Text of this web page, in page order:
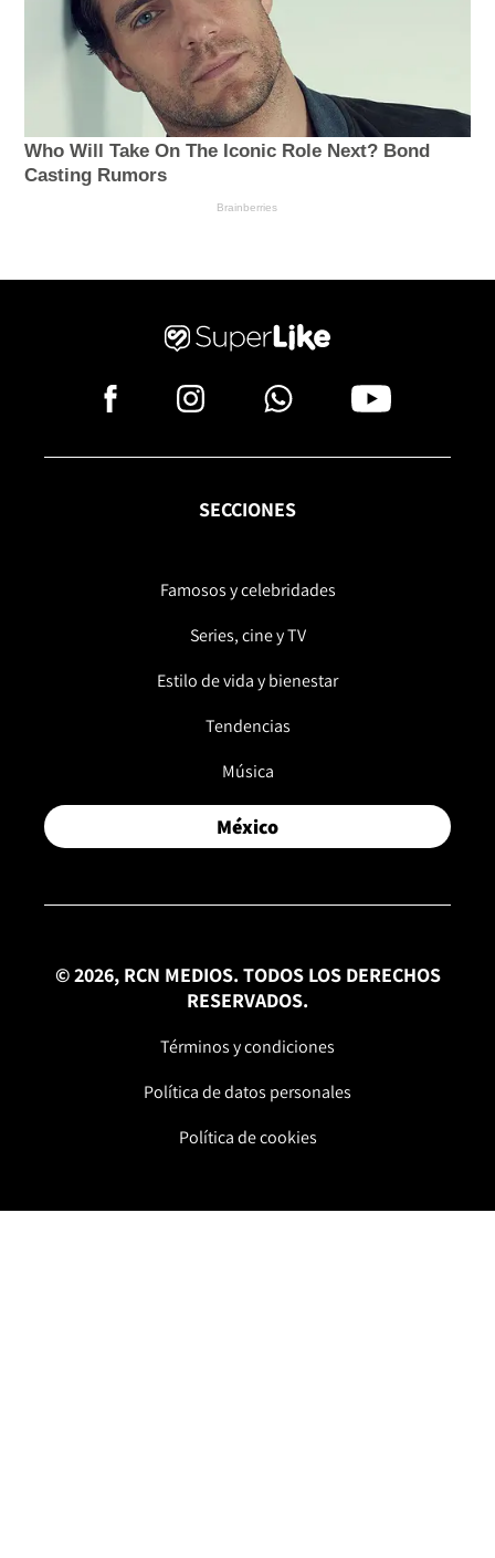
SECCIONES
Famosos y celebridades
Series, cine y TV
Estilo de vida y bienestar
Tendencias
Música
México
© 2026, RCN MEDIOS. TODOS LOS DERECHOS
RESERVADOS.
Términos y condiciones
Política de datos personales
Política de cookies